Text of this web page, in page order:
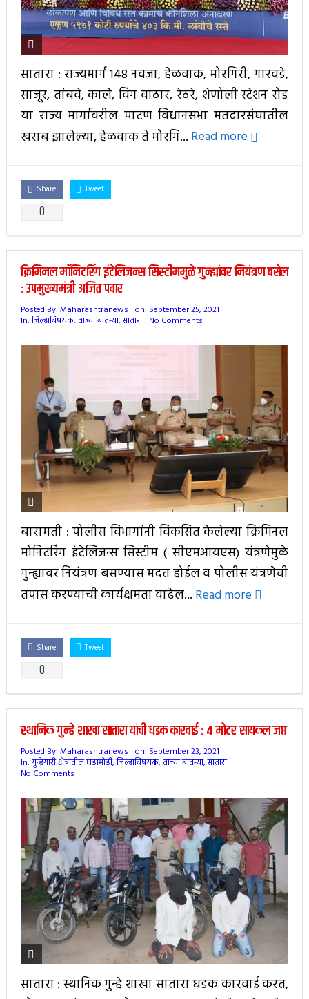
सातारा : राज्यमार्ग 148 नवजा, हेळवाक, मोरगिरी, गारवडे,
साजूर, तांबवे, काले, विंग वाठार, रेठरे, शेणोली स्टेशन रोड
या राज्य मार्गावरील पाटण विधानसभा मतदारसंघातील
खराब झालेल्या, हेळवाक ते मोरगि... Read more
Share
0
Tweet
क्रिमिनल मॉनिटरिंग इंटेलिजन्स सिस्टीममुळे गुन्ह्यांवर नियंत्रण बसेल
: उपमुख्यमंत्री अजित पवार
Posted By: Maharashtranews on: September 25, 2021
In:जिल्हाविषयक, ताज्या बातम्या,सातारा No Comments
बारामती : पोलीस विभागांनी विकसित केलेल्या क्रिमिनल
मोनिटरिंग इंटेलिजन्स सिस्टीम ( सीएमआयएस) यंत्रणेमुळे
गुन्ह्यावर नियंत्रण बसण्यास मदत होईल व पोलीस यंत्रणेची
तपास करण्याची कार्यक्षमता वाढेल... Read more
Share
0
Tweet
स्थानिक गुन्हे शाखा सातारा यांची धडक कारवाई : ४ मोटर सायकल जप्त
Posted By: Maharashtranews on: September 23, 2021
In: गुन्हेगारी क्षेत्रातील घडामोडी,जिल्हाविषयक, ताज्या बातम्या,सातारा
No Comments
सातारा : स्थानिक गुन्हे शाखा सातारा धडक कारवाई करत,